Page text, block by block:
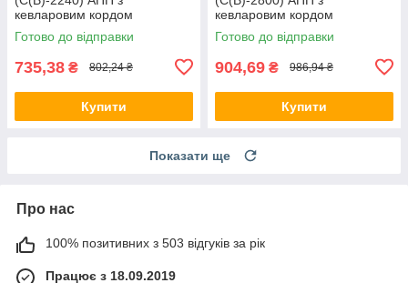
кевларовим кордом
Готово до відправки
735,38 ₴ 802,24 ₴
Купити
кевларовим кордом
Готово до відправки
904,69 ₴ 986,94 ₴
Купити
Показати ще
Про нас
100% позитивних з 503 відгуків за рік
Працює з 18.09.2019